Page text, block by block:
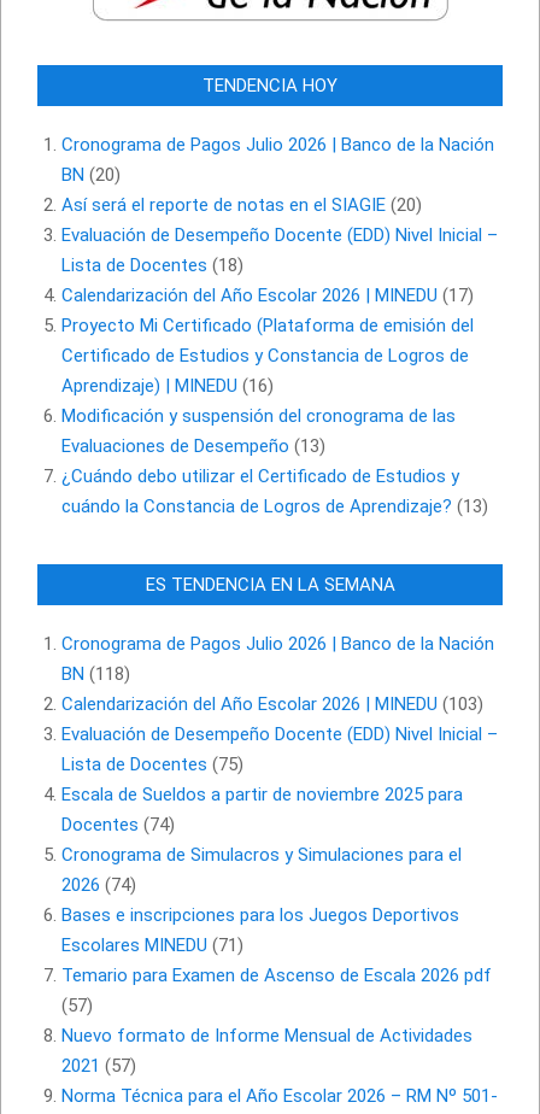
TENDENCIA HOY
Cronograma de Pagos Julio 2026 | Banco de la Nación
BN (20)
Así será el reporte de notas en el SIAGIE (20)
Evaluación de Desempeño Docente (EDD) Nivel Inicial –
Lista de Docentes (18)
Calendarización del Año Escolar 2026 | MINEDU (17)
Proyecto Mi Certificado (Plataforma de emisión del
Certificado de Estudios y Constancia de Logros de
Aprendizaje) | MINEDU (16)
Modificación y suspensión del cronograma de las
Evaluaciones de Desempeño (13)
¿Cuándo debo utilizar el Certificado de Estudios y
cuándo la Constancia de Logros de Aprendizaje? (13)
ES TENDENCIA EN LA SEMANA
Cronograma de Pagos Julio 2026 | Banco de la Nación
BN (118)
Calendarización del Año Escolar 2026 | MINEDU (103)
Evaluación de Desempeño Docente (EDD) Nivel Inicial –
Lista de Docentes (75)
Escala de Sueldos a partir de noviembre 2025 para
Docentes (74)
Cronograma de Simulacros y Simulaciones para el
2026 (74)
Bases e inscripciones para los Juegos Deportivos
Escolares MINEDU (71)
Temario para Examen de Ascenso de Escala 2026 pdf
(57)
Nuevo formato de Informe Mensual de Actividades
2021 (57)
Norma Técnica para el Año Escolar 2026 – RM Nº 501-